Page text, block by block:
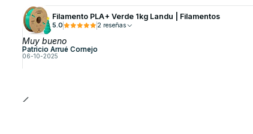
Filamento PLA+ Verde 1kg Landu | Filamentos
5.0 2 reseñas
Muy bueno
Patricio Arrué Cornejo
06-10-2025